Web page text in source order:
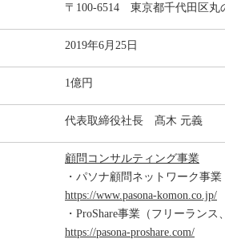
〒100-6514 東京都千代田区
2019年6月25日
1億円
代表取締役社長 髙木 元義
顧問コンサルティング事業
・パソナ顧問ネットワーク事
https://www.pasona-komon.co.jp/
・ProShare事業（フリーラン
https://pasona-proshare.com/